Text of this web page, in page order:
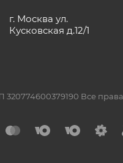
г. Москва ул.
Кусковская д.12/1
Все